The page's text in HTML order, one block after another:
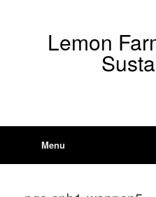
Lemon
Menu